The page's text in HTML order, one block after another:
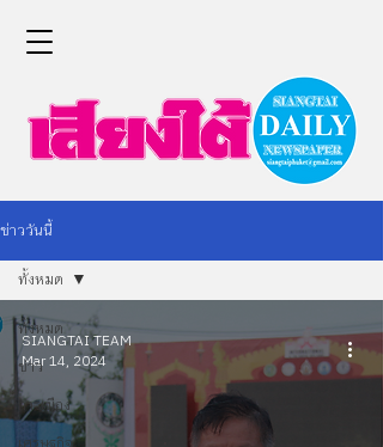
ข่าววันนี้
ทั้งหมด
ข่าว
การเมือง
ทั้งหมด
SIANGTAI TEAM
Mar 14, 2024